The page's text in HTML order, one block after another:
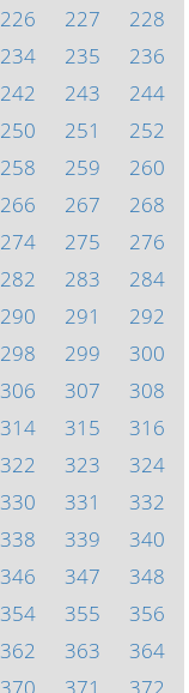
226 227
228
234 235
236
242 243
244
250 251
252
258 259
260
266 267
268
274 275
276
282 283
284
290 291
292
298 299
300
306 307
308
314 315
316
322 323
324
330 331
332
338 339
340
346 347
348
354 355
356
362 363
364